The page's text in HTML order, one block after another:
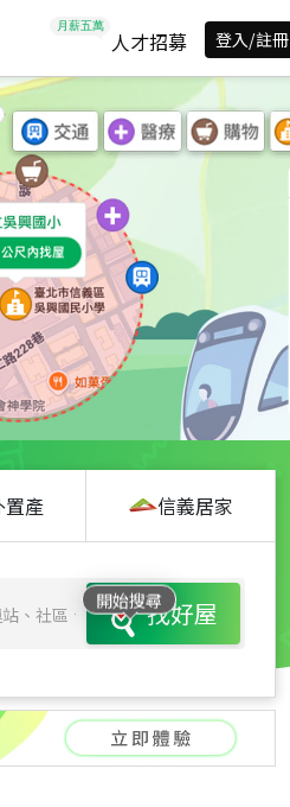
人才招募 登入/註冊
置產 信義居家
開始搜尋
找好屋